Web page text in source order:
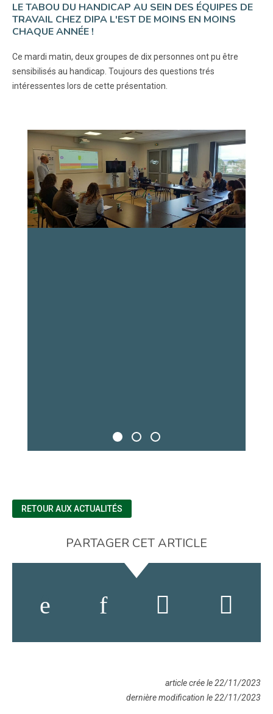
LE TABOU DU HANDICAP AU SEIN DES ÉQUIPES DE
TRAVAIL CHEZ DIPA L'EST DE MOINS EN MOINS
CHAQUE ANNÉE !
Ce mardi matin, deux groupes de dix personnes ont pu être
sensibilisés au handicap. Toujours des questions trés
intéressentes lors de cette présentation.
RETOUR AUX ACTUALITÉS
PARTAGER CET ARTICLE
article crée le 22/11/2023
dernière modification le 22/11/2023